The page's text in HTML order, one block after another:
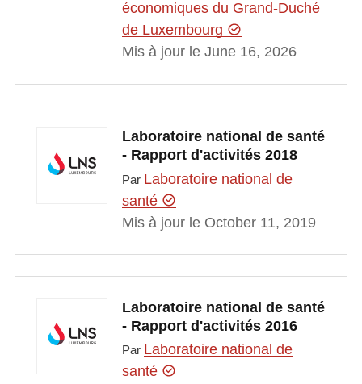
économiques du Grand-Duché
de Luxembourg
Mis à jour le June 16, 2026
Laboratoire national de santé
- Rapport d'activités 2018
Par Laboratoire national de
santé
Mis à jour le October 11, 2019
Laboratoire national de santé
- Rapport d'activités 2016
Par Laboratoire national de
santé